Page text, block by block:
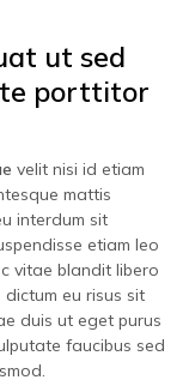
ut sed
porttitor
velit nisi id etiam
mattis
interdum sit
etiam leo
vitae blandit libero
eu risus sit
duis ut eget purus
faucibus sed